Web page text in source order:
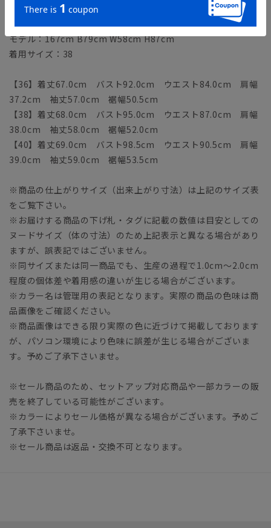
サイズ詳細
モデル：167cm B79cm W58cm H87cm
着用サイズ：38
【36】着丈67.0cm バスト92.0cm ウエスト84.0cm 肩幅
37.2cm 袖丈57.0cm 裾幅50.5cm
【38】着丈68.0cm バスト95.0cm ウエスト87.0cm 肩幅
38.0cm 袖丈58.0cm 裾幅52.0cm
【40】着丈69.0cm バスト98.5cm ウエスト90.5cm 肩幅
39.0cm 袖丈59.0cm 裾幅53.5cm
※商品の仕上がりサイズ（出来上がり寸法）は上記のサイズ表
をご覧下さい。
※お届けする商品の下げ札・タグに記載の数値は目安としての
ヌードサイズ（体の寸法）のため上記表示と異なる場合があり
ますが、誤表記ではございません。
※同サイズまたは同一商品でも、生産の過程で1.0cm～2.0cm
程度の個体差や着用感の違いが生じる場合がございます。
※カラー名は管理用の表記となります。実際の商品の色味は商
品画像をご確認ください。
※商品画像はできる限り実際の色に近づけて掲載しております
が、パソコン環境により色味に誤差が生じる場合がございま
す。予めご了承下さいませ。
※セール商品のため、セットアップ対応商品や一部カラーの販
売を終了している可能性がございます。
※カラーによりセール価格が異なる場合がございます。予めご
了承下さいませ。
※セール商品は返品・交換不可となります。